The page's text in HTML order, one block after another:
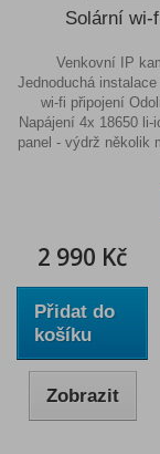
Solární wi-
Venkovní IP
Jednoduchá
wi-fi připojení
Napájení 4x 18650
panel - výdrž několik
2 990 Kč
Přidat do
košíku
Zobrazit